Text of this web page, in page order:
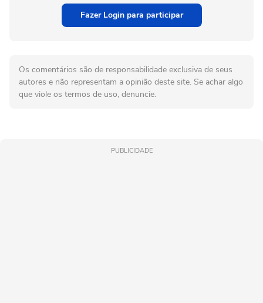
Fazer Login para participar
Os comentários são de responsabilidade exclusiva de seus
autores e não representam a opinião deste site. Se achar algo
que viole os termos de uso, denuncie.
PUBLICIDADE